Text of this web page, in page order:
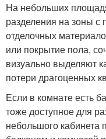
На небольших
разделения на зоны
отделочных
или покрытие пола,
визуально выделяют
потери драгоценных
Если в комнате есть
тоже доступное для
небольшого кабинета